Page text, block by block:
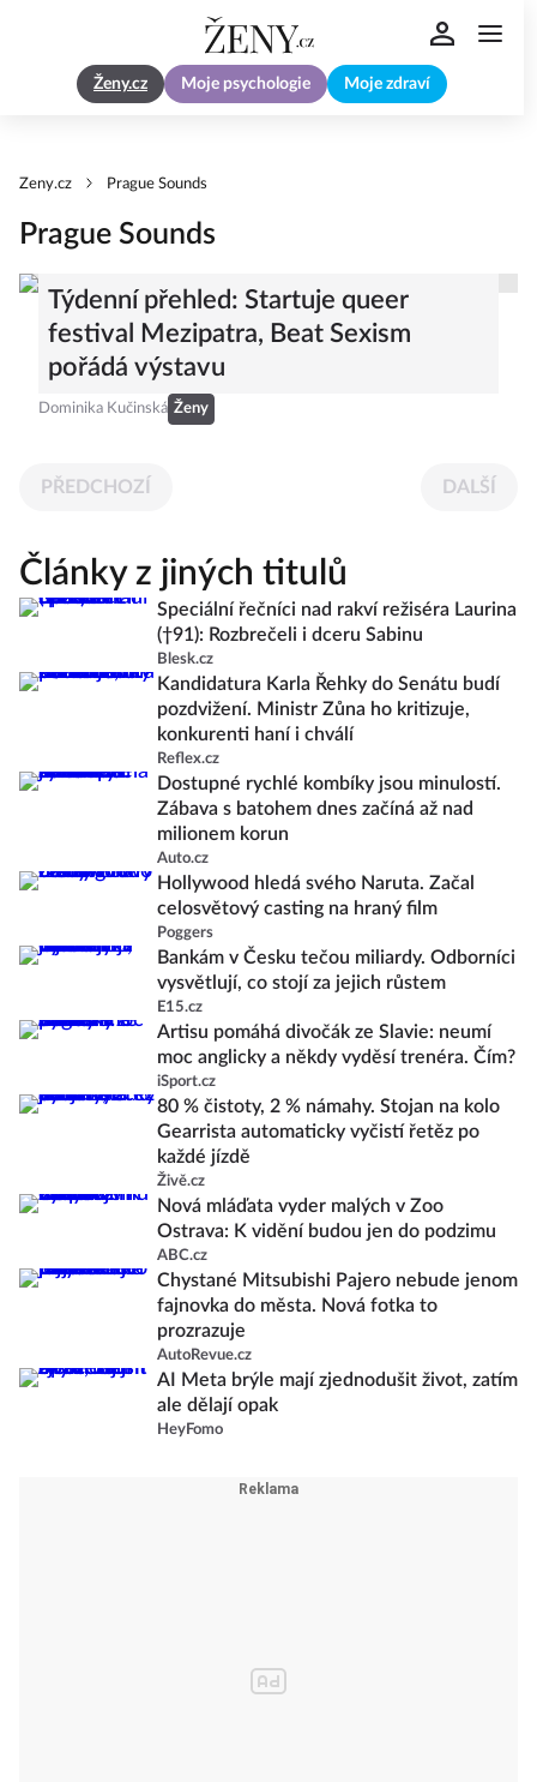
Ženy.cz Moje psychologie Moje zdraví
Zeny.cz Prague Sounds
Prague Sounds
Týdenní přehled: Startuje queer
festival Mezipatra, Beat Sexism
pořádá výstavu
Dominika Kučinská Ženy
PŘEDCHOZÍ DALŠÍ
Články z jiných titulů
Speciální řečníci nad rakví režiséra Laurina
(†91): Rozbrečeli i dceru Sabinu
Blesk.cz
Kandidatura Karla Řehky do Senátu budí
pozdvižení. Ministr Zůna ho kritizuje,
konkurenti haní i chválí
Reflex.cz
Dostupné rychlé kombíky jsou minulostí.
Zábava s batohem dnes začíná až nad
milionem korun
Auto.cz
Hollywood hledá svého Naruta. Začal
celosvětový casting na hraný film
Poggers
Bankám v Česku tečou miliardy. Odborníci
vysvětlují, co stojí za jejich růstem
E15.cz
Artisu pomáhá divočák ze Slavie: neumí
moc anglicky a někdy vyděsí trenéra. Čím?
iSport.cz
80 % čistoty, 2 % námahy. Stojan na kolo
Gearrista automaticky vyčistí řetěz po
každé jízdě
Živě.cz
Nová mláďata vyder malých v Zoo
Ostrava: K vidění budou jen do podzimu
ABC.cz
Chystané Mitsubishi Pajero nebude jenom
fajnovka do města. Nová fotka to
prozrazuje
AutoRevue.cz
AI Meta brýle mají zjednodušit život, zatím
ale dělají opak
HeyFomo